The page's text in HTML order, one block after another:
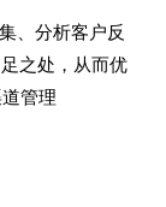
、分析客户反
之处，从而优